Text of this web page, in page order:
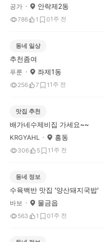
공가 안락제2동
786 1 01주 전
동네 일상
추천좀여
푸룬 좌제1동
256 7 1 1주 전
맛집 추천
배가네수제비집 가세요~~
KRGYAHL 흥동
306 5 1 1주 전
동네 정보
수육백반 맛집 '양산돼지국밥'
바보 물금읍
563 1 01주 전